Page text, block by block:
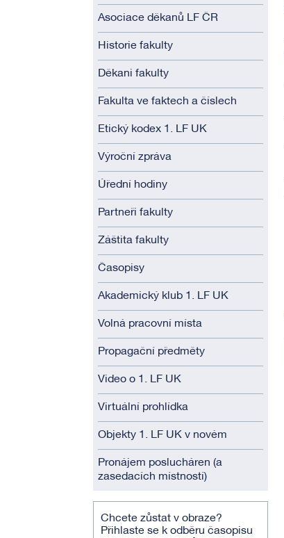
Asociace děkanů LF ČR
Historie fakulty
Děkani fakulty
Fakulta ve faktech a číslech
Etický kodex 1. LF UK
Výroční zpráva
Úřední hodiny
Partneři fakulty
Záštita fakulty
Časopisy
Akademický klub 1. LF UK
Volná pracovní místa
Propagační předměty
Video o 1. LF UK
Virtuální prohlídka
Objekty 1. LF UK v novém
Pronájem poslucháren (a
zasedacích místností)
Chcete zůstat v obraze?
Přihlaste se k odběru časopisu